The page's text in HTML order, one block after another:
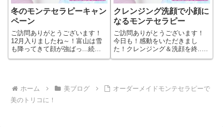
冬のモンテセラピーキャン
ペーン
ご訪問ありがとうございます！
12月入りましたね～！富山は雪
も降ってきて顔が強ばっ...続き
をもっと見る
クレンジング洗顔で小顔に
なるモンテセラピー
ご訪問ありがとうございます！
今日も！感動をいただきまし
た！クレンジング＆洗顔を終...
続きをもっと見る
ホーム 美ブログ
オーダーメイドモンテセラピーで
美のトリコに！